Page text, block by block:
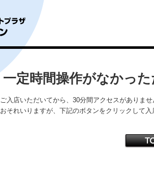
一定時間操作がなかっ
ご入店いただいてから、30分間アクセスがありま
おそれいりますが、下記のボタンをクリックして入